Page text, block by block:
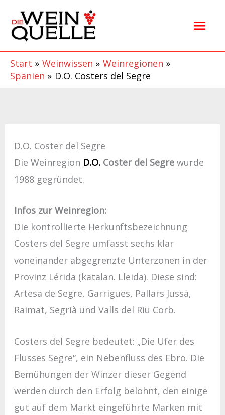
Inhalt
springen
Start Weinwissen
Weinregionen
Spanien
D.O. Costers del Segre
D.O. Coster del Segre
Die Weinregion D.O.Coster del Segrewurde
1988 gegründet.
Infos zur Weinregion:
Die kontrollierte Herkunftsbezeichnung
Costers del Segre umfasst sechs klar
voneinander abgegrenzte Unterzonen in der
Provinz Lérida (katalan. Lleida). Diese sind:
Artesa de Segre, Garrigues, Pallars Jussà,
Raimat, Segrià und Valls del Riu Corb.
Costers del Segre bedeutet: „Die Ufer des
Flusses Segre“, ein Nebenfluss des Ebro. Die
Bemühungen der Winzer dieser Gegend
werden durch den Erfolg belohnt, den einige
gut auf dem Markt eingeführte Marken mit